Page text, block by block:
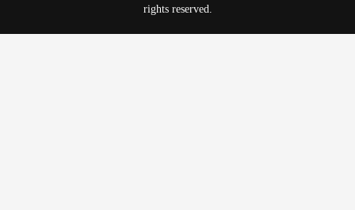
rights reserved.